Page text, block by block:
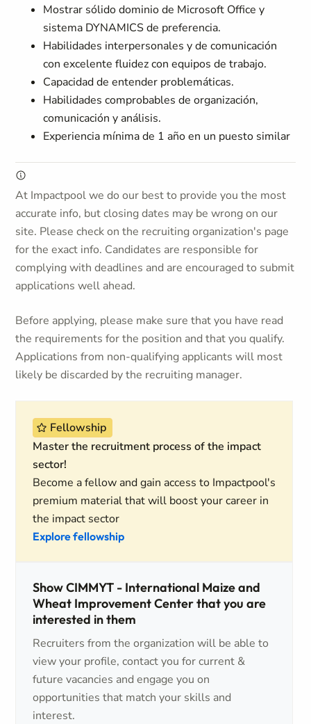
Mostrar sólido dominio de Microsoft Office y
sistema DYNAMICS de preferencia.
Habilidades interpersonales y de comunicación
con excelente fluidez con equipos de trabajo.
Capacidad de entender problemáticas.
Habilidades comprobables de organización,
comunicación y análisis.
Experiencia mínima de 1 año en un puesto similar
At Impactpool we do our best to provide you the most
accurate info, but closing dates may be wrong on our
site. Please check on the recruiting organization's page
for the exact info. Candidates are responsible for
complying with deadlines and are encouraged to submit
applications well ahead.
Before applying, please make sure that you have read
the requirements for the position and that you qualify.
Applications from non-qualifying applicants will most
likely be discarded by the recruiting manager.
Fellowship
Master the recruitment process of the impact
sector!
Become a fellow and gain access to Impactpool's
premium material that will boost your career in
the impact sector
Explore fellowship
Show CIMMYT - International Maize and
Wheat Improvement Center that you are
interested in them
Recruiters from the organization will be able to
view your profile, contact you for current &
future vacancies and engage you on
opportunities that match your skills and
interest.